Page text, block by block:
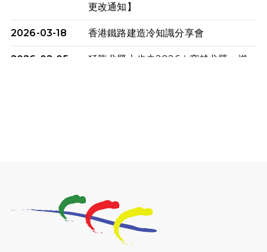
更改通知】
2026-03-18 香港鐵路建造冷知識分享會
2026-02-05
猛龍戈壁大步走2026｜穿越戈壁．燃
2025-09-08 渣打香港馬拉松2026 慈善計劃
Lockton Fearless Dragon Trail